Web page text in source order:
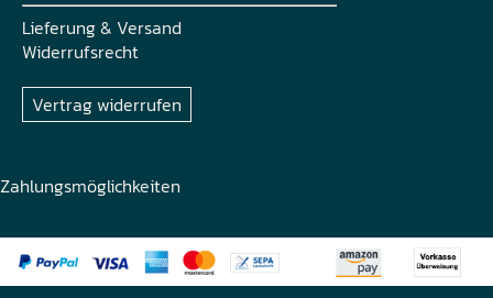
Lieferung & Versand
Widerrufsrecht
Vertrag widerrufen
Zahlungsmöglichkeiten